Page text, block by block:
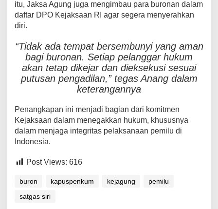
itu, Jaksa Agung juga mengimbau para buronan dalam
daftar DPO Kejaksaan RI agar segera menyerahkan
diri.
“Tidak ada tempat bersembunyi yang aman
bagi buronan. Setiap pelanggar hukum
akan tetap dikejar dan dieksekusi sesuai
putusan pengadilan,” tegas Anang dalam
keterangannya
Penangkapan ini menjadi bagian dari komitmen
Kejaksaan dalam menegakkan hukum, khususnya
dalam menjaga integritas pelaksanaan pemilu di
Indonesia.
Post Views: 616
buron kapuspenkum kejagung
pemilu
satgas siri